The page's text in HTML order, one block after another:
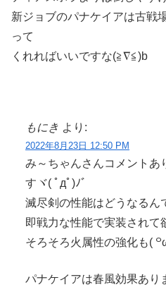
新ジョブのパナケイアは古戦
って
くれればいいですな(≧∇≦)b
もにき より:
2022年8月23日 12:50 PM
み～ちゃんさんコメントあ
すヾ( ﾟдﾟ)ﾉ゛
滅尽剣の性能はどうなるん
即戦力な性能で実装されて
そろそろ火属性の強化も(
パナケイアは春風効果あり